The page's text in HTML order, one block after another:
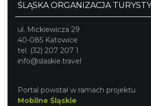
ŚLĄSKA ORGANIZACJA
ul. Mickiewicza 29
40-085 Katowice
tel. (32) 207 207 1
info@slaskie.travel
Portal powstał w ramach projektu
Mobilne Śląskie